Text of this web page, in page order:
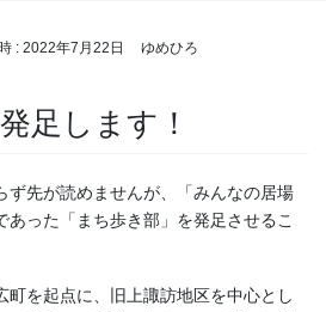
: 2022年7月22日 ゆめひろ
足します！
先が読めませんが、「みんなの居場
った「まち歩き部」を発足させるこ
を起点に、旧上諏訪地区を中心とし